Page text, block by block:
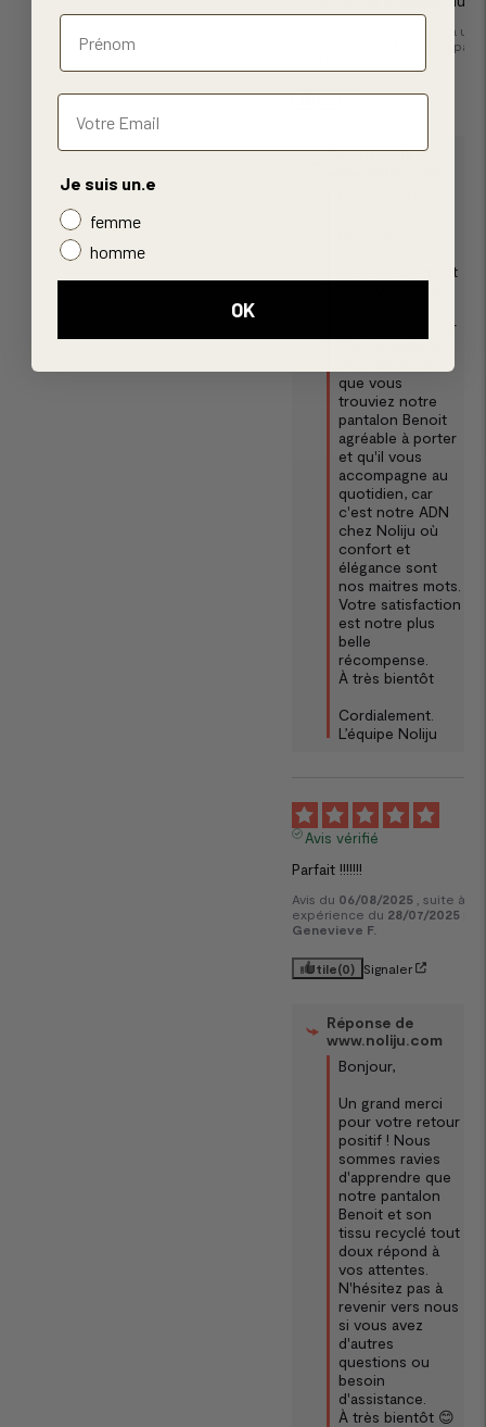
, suite à une
par
Utile(0) Signaler
Réponse de
chaleureusement
va droit au coeur
! Nous sommes
que vous
trouviez notre
pantalon Benoit
agréable à porter
et qu'il vous
accompagne au
quotidien, car
c'est notre ADN
chez Noliju où
confort et
élégance sont
nos maitres mots.
Votre satisfaction
est notre plus
belle
récompense.
À très bientôt
Cordialement.
L’équipe Noliju
Avis vérifié
Parfait !!!!!!!
Avis du 06/08/2025
, suite à
expérience du 28/07/2025
Genevieve F.
Utile(0) Signaler
Réponse de
www.noliju.com
Bonjour,
Un grand merci
pour votre retour
positif ! Nous
sommes ravies
d'apprendre que
notre pantalon
Benoit et son
tissu recyclé tout
doux répond à
vos attentes.
N'hésitez pas à
revenir vers nous
si vous avez
d'autres
questions ou
besoin
d'assistance.
À très bientôt 😊
Je suis un.e
femme
homme
OK